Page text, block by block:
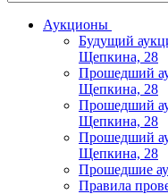
Аукционы
Будущий
Щепкина, 28
Прошедший
Щепкина, 28
Прошедший
Щепкина, 28
Прошедший
Щепкина, 28
Прошедшие
Правила